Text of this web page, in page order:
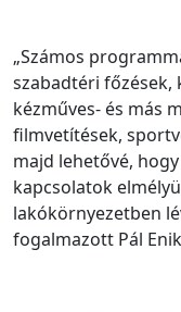
„Számos
szabadtéri főzések,
kézműves- és más
filmvetítések,
majd lehetővé,
kapcsolatok
lakókörnyezetben
fogalmazott Pál